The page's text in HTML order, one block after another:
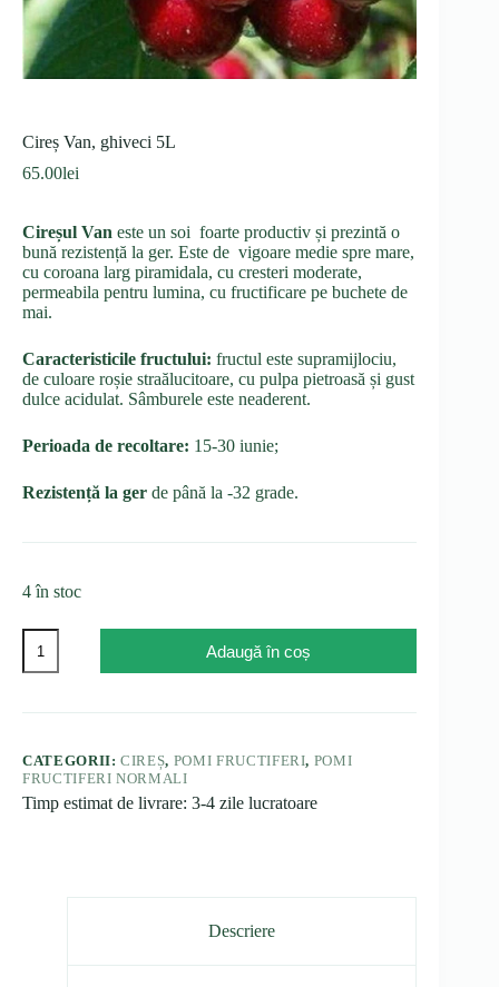
Cireș Van, ghiveci 5L
65.00lei
Cireșul Van este un soi foarte productiv și prezintă o
bună rezistență la ger. Este de vigoare medie spre mare,
cu coroana larg piramidala, cu cresteri moderate,
permeabila pentru lumina, cu fructificare pe buchete de
mai.
Caracteristicile fructului: fructul este supramijlociu,
de culoare roșie straălucitoare, cu pulpa pietroasă și gust
dulce acidulat. Sâmburele este neaderent.
Perioada de recoltare: 15-30 iunie;
Rezistență la ger de până la -32 grade.
4 în stoc
Cantitate
Cireș
Van,
5L
Adaugă în coș
CATEGORII:CIREȘ, POMI FRUCTIFERI, POMI
FRUCTIFERI NORMALI
Timp estimat de livrare: 3-4 zile lucratoare
Descriere